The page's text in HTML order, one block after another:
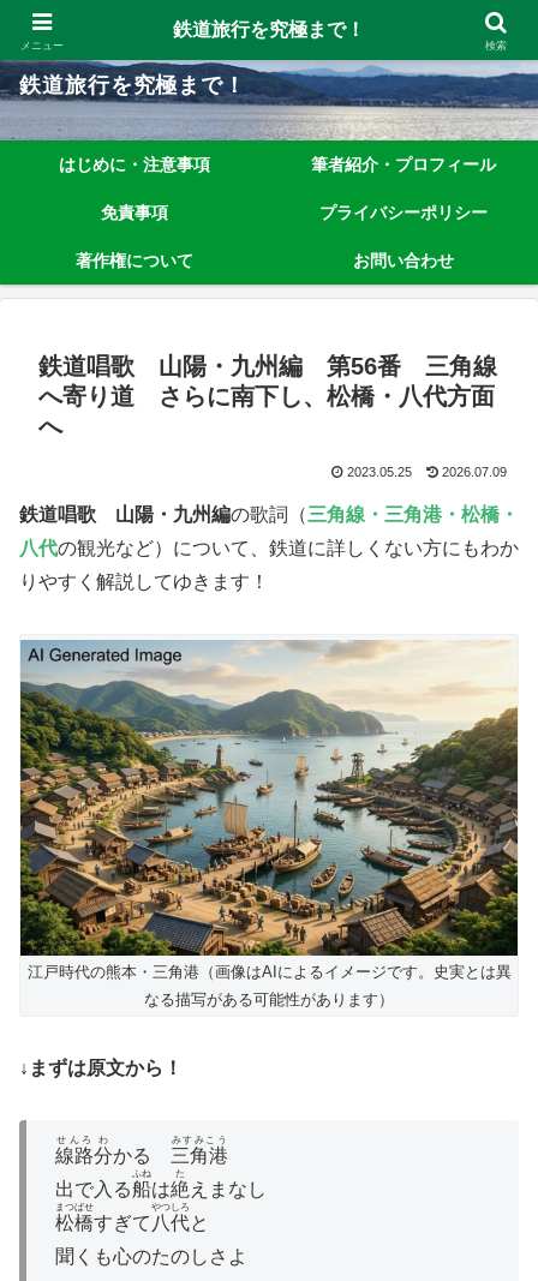
鉄道旅行を究極まで楽しむノウハウを、わかりやすく解説しています！
鉄道旅行を究極まで！
はじめに・注意事項 筆者紹介・プロフィール
免責事項 プライバシーポリシー
著作権について お問い合わせ
鉄道唱歌 山陽・九州編 第56番 三角線
へ寄り道 さらに南下し、松橋・八代方面
へ
2023.05.25 2026.07.09
鉄道唱歌 山陽・九州編の歌詞（三角線・三角港・松橋・
八代の観光など）について、鉄道に詳しくない方にもわか
りやすく解説してゆきます！
江戸時代の熊本・三角港（画像はAIによるイメージです。史実とは異
なる描写がある可能性があります）
↓まずは原文から！
線路
せんろ
分
わ
かるゝ 三角港
みすみこう
出で入る船
ふね
は絶
た
えまなし
松橋
まつばせ
すぎて 八代
やつしろ
と
聞くも心のたのしさよ
メニュー
鉄道旅行を究極まで！
検索